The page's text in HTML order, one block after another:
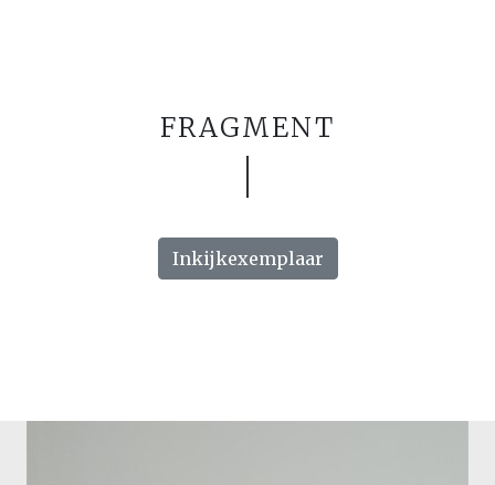
FRAGMENT
Inkijkexemplaar